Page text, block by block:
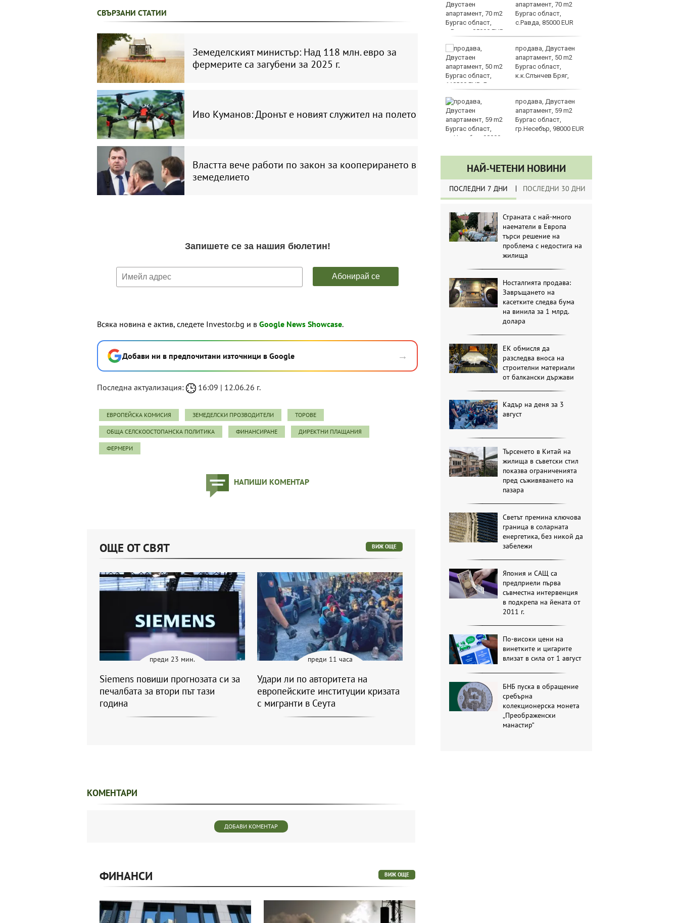
СВЪРЗАНИ СТАТИИ
Земеделският министър: Над 118 млн. евро за
фермерите са загубени за 2025 г.
Иво Куманов: Дронът е новият служител на полето
Властта вече работи по закон за кооперирането в
земеделието
Всяка новина е актив, следете Investor.bg и в Google News Showcase.
Добави ни в предпочитани източници в Google →
Последна актуализация: 16:09 | 12.06.26 г.
ЕВРОПЕЙСКА КОМИСИЯ ЗЕМЕДЕЛСКИ ПРОЗВОДИТЕЛИ ТОРОВЕ
ОБЩА СЕЛСКООСТОПАНСКА ПОЛИТИКА ФИНАНСИРАНЕ ДИРЕКТНИ ПЛАЩАНИЯ
ФЕРМЕРИ
НАПИШИ КОМЕНТАР
повредил климатик на
минерална вода и
апартамент, 70 m2
Бургас област,
с.Равда, 85000 EUR
продава, Двустаен
апартамент, 50 m2
Бургас област,
к.к.Слънчев Бряг,
118000 EUR
продава, Двустаен
апартамент, 59 m2
Бургас област,
гр.Несебър, 98000 EUR
НАЙ-ЧЕТЕНИ НОВИНИ
ПОСЛЕДНИ 7 ДНИ ПОСЛЕДНИ 30 ДНИ
Страната с най-много
наематели в Европа
търси решение на
проблема с недостига на
жилища
Носталгията продава:
Завръщането на
касетките следва бума
на винила за 1 млрд.
долара
ЕК обмисля да
разследва вноса на
строителни материали
от балкански държави
Кадър на деня за 3
август
Търсенето в Китай на
жилища в съветски стил
показва ограниченията
пред съживяването на
пазара
Светът премина ключова
граница в соларната
енергетика, без никой да
забележи
Япония и САЩ са
предприели първа
съвместна интервенция
в подкрепа на йената от
2011 г.
По-високи цени на
винетките и цигарите
влизат в сила от 1 август
БНБ пуска в обращение
сребърна
колекционерска монета
„Преображенски
манастир“
ОЩЕ ОТ СВЯТ ВИЖ ОЩЕ
преди 23 мин.
Siemens повиши прогнозата си за
печалбата за втори път тази
година
преди 11 часа
Удари ли по авторитета на
европейските институции кризата
с мигранти в Сеута
КОМЕНТАРИ
ДОБАВИ КОМЕНТАР
ФИНАНСИ ВИЖ ОЩЕ